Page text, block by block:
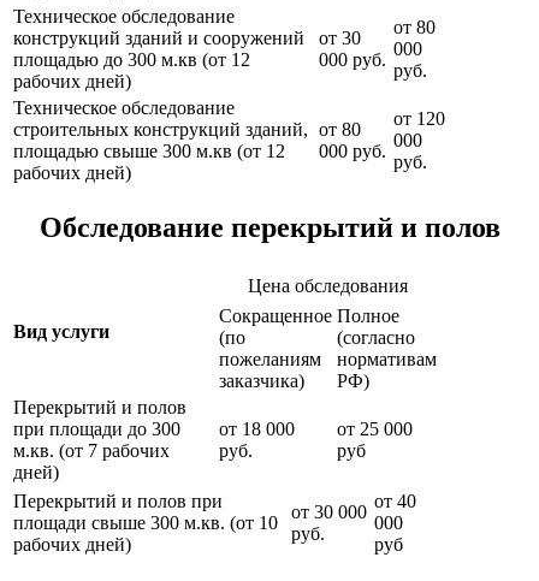
Техническое обследование
конструкций зданий и сооружений
площадью до 300 м.кв (от 12
рабочих дней)
от 30
000 руб.
от 80
000
руб.
Техническое обследование
строительных конструкций зданий,
площадью свыше 300 м.кв (от 12
рабочих дней)
от 80
000 руб.
от 120
000
руб.
Обследование перекрытий и полов
Вид услуги
Цена обследования
Сокращенное
(по
пожеланиям
заказчика)
Полное
(согласно
нормативам
РФ)
Перекрытий и полов
при площади до 300
м.кв. (от 7 рабочих
дней)
от 18 000
руб.
от 25 000
руб
Перекрытий и полов при
площади свыше 300 м.кв. (от 10
рабочих дней)
от 30 000
руб.
от 40
000
руб